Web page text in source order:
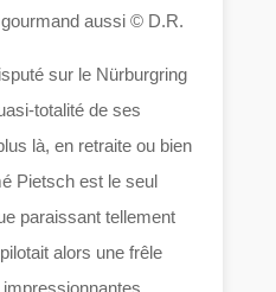
aussi © D.R.
sur le Nürburgring
totalité de ses
là, en retraite ou bien
Pietsch est le seul
paraissant tellement
alors une frêle